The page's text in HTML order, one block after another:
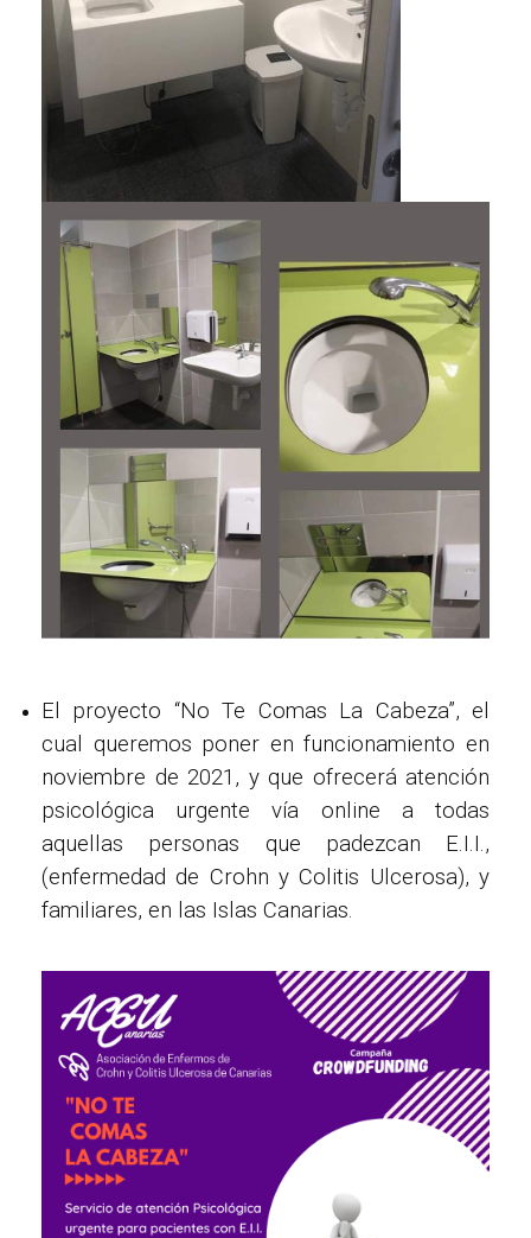
El proyecto “No Te Comas La Cabeza”, el
cual queremos poner en funcionamiento en
noviembre de 2021, y que ofrecerá atención
psicológica urgente vía online a todas
aquellas personas que padezcan E.I.I.,
(enfermedad de Crohn y Colitis Ulcerosa), y
familiares, en las Islas Canarias.